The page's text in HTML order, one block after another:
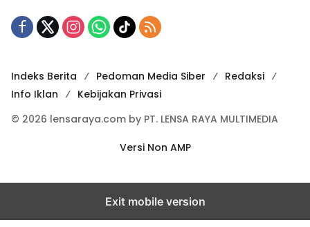
Indeks Berita Pedoman Media Siber
Redaksi
Info Iklan
Kebijakan Privasi
© 2026 lensaraya.com by PT. LENSA RAYA MULTIMEDIA
Versi Non AMP
Exit mobile version